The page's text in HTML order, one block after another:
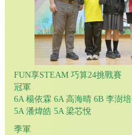
FUN享STEAM 巧算24挑戰賽
冠軍
6A 楊依霖 6A 高海晴 6B 李澍培
5A 潘煒皓 5A 梁芯悅
季軍